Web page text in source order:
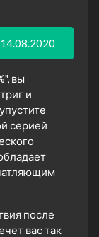
вы
и
серией
после
вас так